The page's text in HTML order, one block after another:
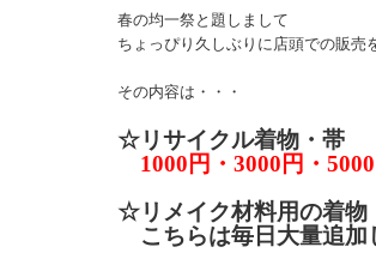
春の均一祭と題しまして
ちょっぴり久しぶりに店頭での販売
その内容は・・・
☆リサイクル着物・帯
1000円・3000円・
☆リメイク材料用の着
こちらは毎日大量追加